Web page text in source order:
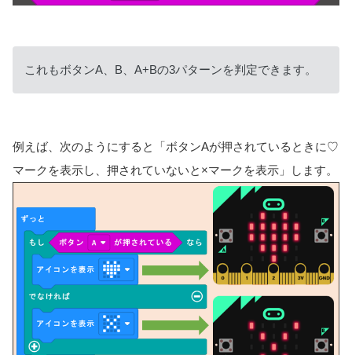
これもボタンA、B、A+Bの3パターンを判定できます。
例えば、次のようにすると「ボタンAが押されているときに♡
マークを表示し、押されていないと×マークを表示」します。